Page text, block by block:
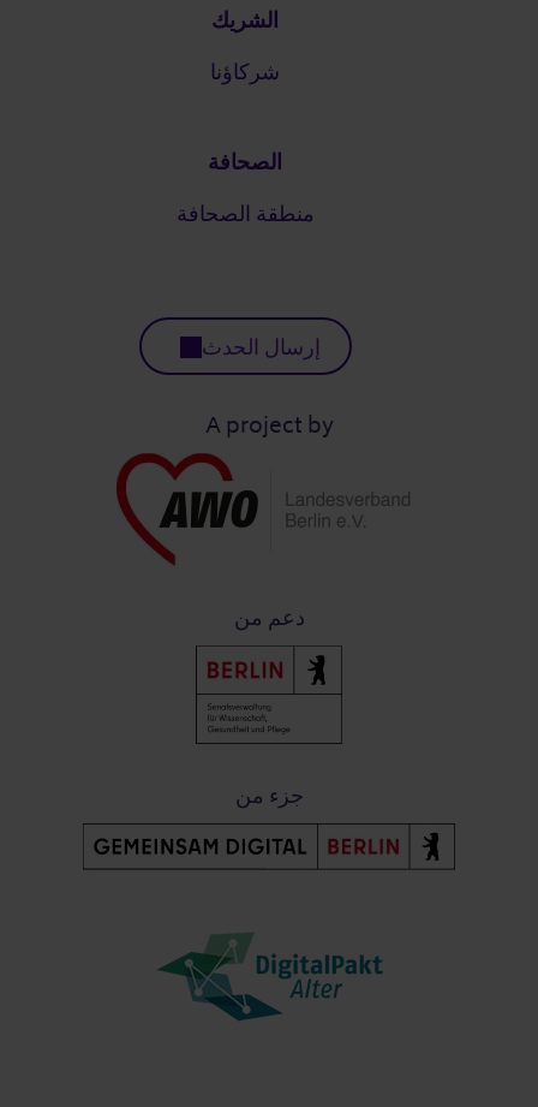
الشريك
شركاؤنا
الصحافة
منطقة الصحافة
إرسال الحدث
A project by
دعم من
جزء من